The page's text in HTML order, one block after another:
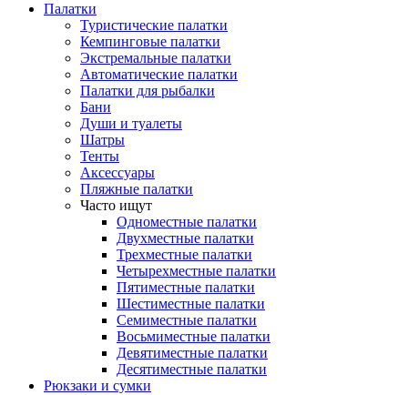
Палатки
Туристические палатки
Кемпинговые палатки
Экстремальные палатки
Автоматические палатки
Палатки для рыбалки
Бани
Души и туалеты
Шатры
Тенты
Аксессуары
Пляжные палатки
Часто ищут
Одноместные палатки
Двухместные палатки
Трехместные палатки
Четырехместные палатки
Пятиместные палатки
Шестиместные палатки
Семиместные палатки
Восьмиместные палатки
Девятиместные палатки
Десятиместные палатки
Рюкзаки и сумки